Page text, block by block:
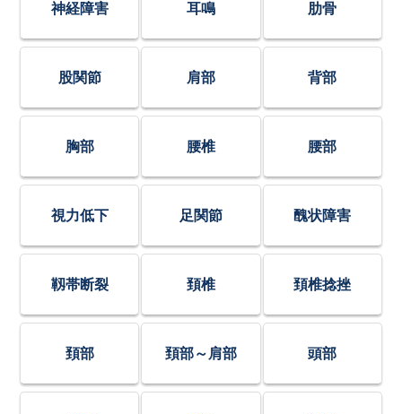
神経障害 耳鳴 肋骨
股関節 肩部 背部
胸部 腰椎 腰部
視力低下 足関節 醜状障害
靱帯断裂 頚椎 頚椎捻挫
頚部 頚部～肩部 頭部